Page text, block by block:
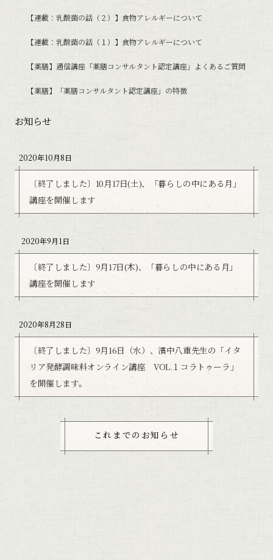
【連載：乳酸菌の話（２）】食物アレルギーについて
【連載：乳酸菌の話（１）】食物アレルギーについて
【薬膳】通信講座「薬膳コンサルタント認定講座」よくあるご質問
【薬膳】「薬膳コンサルタント認定講座」の特徴
お知らせ
2020年10月8日
〔終了しました〕10月17日(土)、「暮らしの中にある月」
講座を開催します
2020年9月1日
〔終了しました〕9月17日(木)、「暮らしの中にある月」
講座を開催します
2020年8月28日
〔終了しました〕9月16日（水）、濱中八重先生の「イタ
リア発酵調味料オンライン講座 VOL.１コラトゥーラ」
を開催します。
これまでのお知らせ